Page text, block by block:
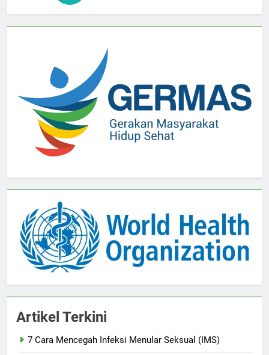
Artikel Terkini
7 Cara Mencegah Infeksi Menular Seksual (IMS)